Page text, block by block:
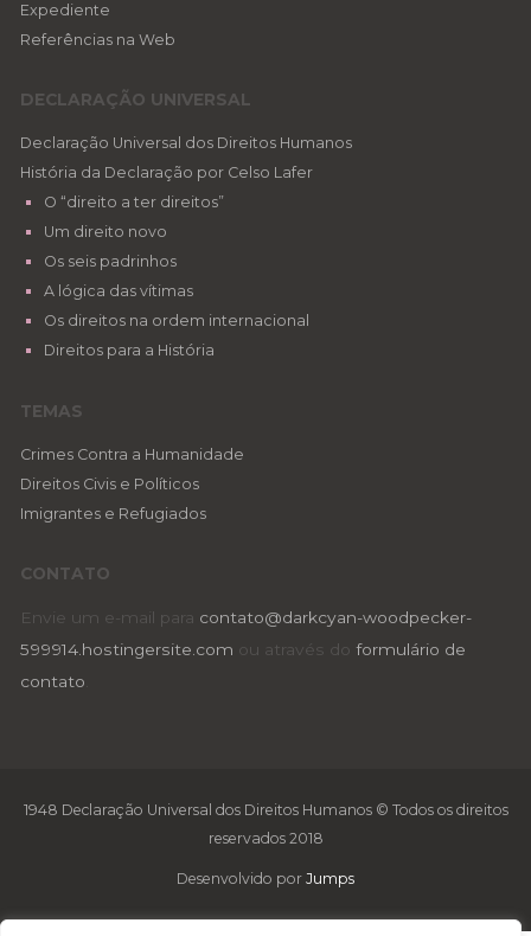
Expediente
Referências na Web
DECLARAÇÃO UNIVERSAL
Declaração Universal dos Direitos Humanos
História da Declaração por Celso Lafer
O “direito a ter direitos”
Um direito novo
Os seis padrinhos
A lógica das vítimas
Os direitos na ordem internacional
Direitos para a História
TEMAS
Crimes Contra a Humanidade
Direitos Civis e Políticos
Imigrantes e Refugiados
CONTATO
Envie um e-mail para contato@darkcyan-woodpecker-
599914.hostingersite.com ou através do formulário de
contato
1948 Declaração Universal dos Direitos Humanos © Todos os direitos
reservados 2018
Desenvolvido por Jumps